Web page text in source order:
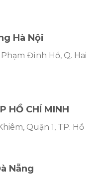
Hà Nội
Đình Hổ, Q. Hai
HỒ CHÍ MINH
Quận 1, TP. Hồ
Nẵng